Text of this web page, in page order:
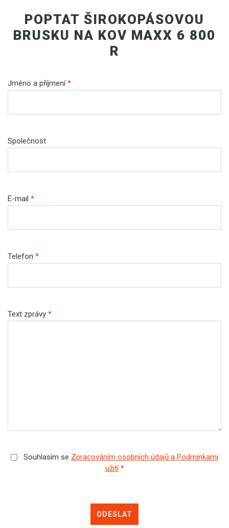
POPTAT ŠIROKOPÁSOVOU
BRUSKU NA KOV MAXX 6 800
R
Jméno a příjmení*
Společnost
E-mail *
Telefon *
Text zprávy *
Souhlasím se Zpracováním osobních údajů a Podmínkami
užití *
ODESLAT